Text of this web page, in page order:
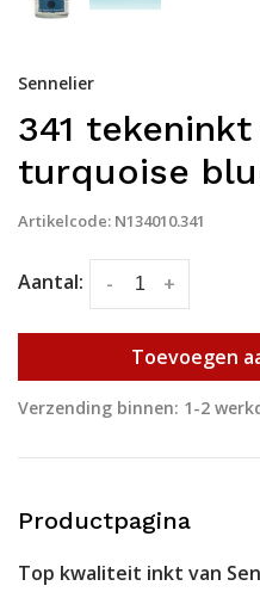
Sennelier
341
turquoise
Artikelcode: N134010.341
Aantal: +
-
Toevoegen
Verzending binnen: 1-2
Productpagina
Top kwaliteit inkt van